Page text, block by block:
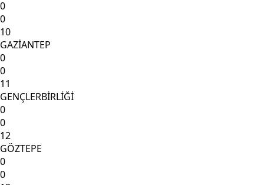
0
0
10
GAZİANTEP
0
0
11
GENÇLERBİRLİĞİ
0
0
12
GÖZTEPE
0
0